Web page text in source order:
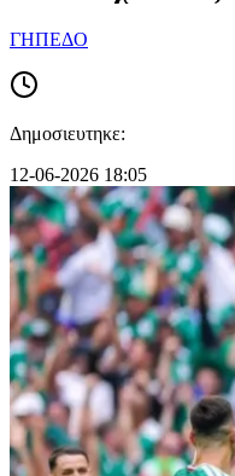
ΓΗΠΕΔΟ
Δημοσιευτηκε:
12-06-2026 18:05